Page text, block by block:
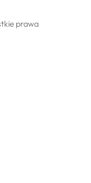
prawa